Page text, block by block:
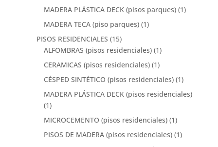
MADERA PLÁSTICA DECK (pisos parques) (1)
MADERA TECA (piso parques) (1)
PISOS RESIDENCIALES (15)
ALFOMBRAS (pisos residenciales) (1)
CERAMICAS (pisos residenciales) (1)
CÉSPED SINTÉTICO (pisos residenciales) (1)
MADERA PLÁSTICA DECK (pisos residenciales)
(1)
MICROCEMENTO (pisos residenciales) (1)
PISOS DE MADERA (pisos residenciales) (1)